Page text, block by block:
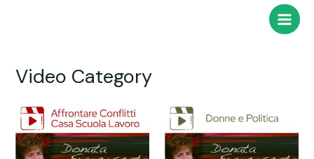
Main
Video Category